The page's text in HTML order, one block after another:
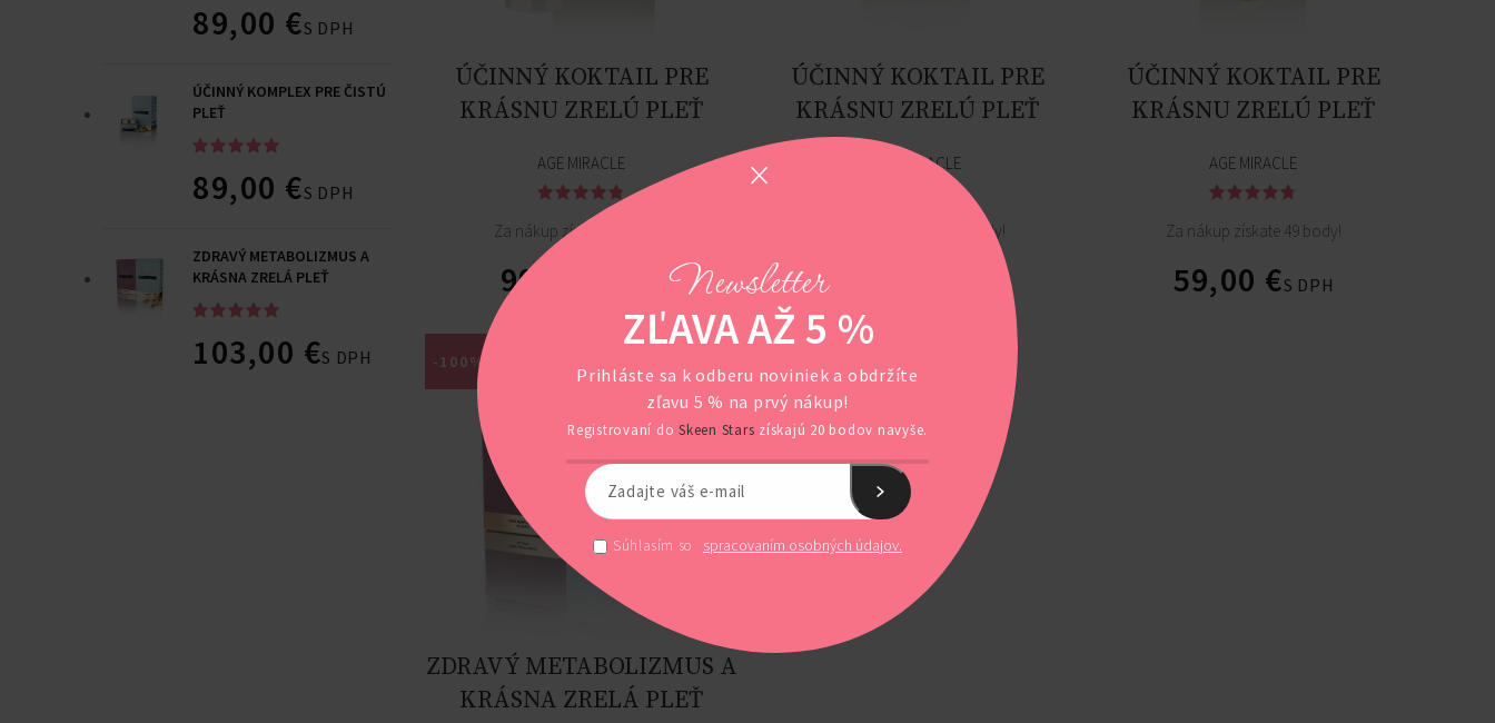
89,00 €S DPH
ÚČINNÝ KOMPLEX PRE ČISTÚ
PLEŤ
89,00 €S DPH
ZDRAVÝ METABOLIZMUS A
KRÁSNA ZRELÁ PLEŤ
103,00 €S DPH
ÚČINNÝ KOKTAIL PRE
KRÁSNU ZRELÚ PLEŤ
AGE MIRACLE
Za nákup získate 80 body!
99,00
ÚČINNÝ KOKTAIL PRE
KRÁSNU ZRELÚ PLEŤ
AGE MIRACLE
Za nákup získate 47 body!
ÚČINNÝ KOKTAIL PRE
KRÁSNU ZRELÚ PLEŤ
AGE MIRACLE
Za nákup získate 49 body!
59,00 €S DPH
-100%
ZDRAVÝ METABOLIZMUS A
KRÁSNA ZRELÁ PLEŤ
Newsletter
ZĽAVA AŽ 5 %
Prihláste sa k odberu noviniek a obdržíte
zľavu 5 % na prvý nákup!
Registrovaní do Skeen Stars získajú 20 bodov navyše.
Súhlasím so spracovaním osobných údajov.